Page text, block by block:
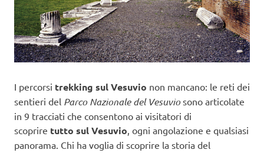
I percorsi trekking sul Vesuvio non mancano: le reti dei
sentieri del Parco Nazionale del Vesuvio sono articolate
in 9 tracciati che consentono ai visitatori di
scoprire tutto sul Vesuvio, ogni angolazione e qualsiasi
panorama. Chi ha voglia di scoprire la storia del